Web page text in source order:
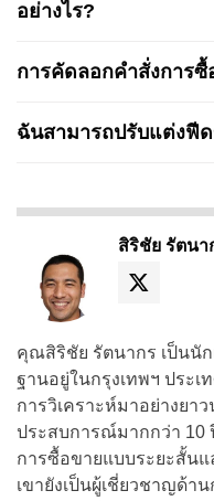
อย่างไร?
การคัดลอกคำสั่งการ
ฉันสามารถปรับแต่งฟี
สิริชัย รัตนา
คุณสิริชัย รัตนากร เป็นนั
ฐานอยู่ในกรุงเทพฯ ประ
การวิเคราะห์มาอย่างยา
ประสบการณ์มากกว่า 10
การซื้อขายแบบระยะสั้น
เขายังเป็นผู้เชี่ยวชาญด้า